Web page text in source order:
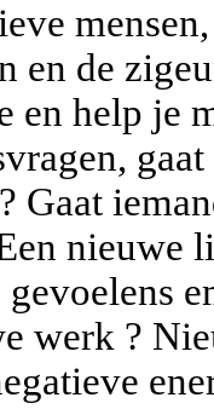
en de
en help je
Gaat
nieuwe
werk ?